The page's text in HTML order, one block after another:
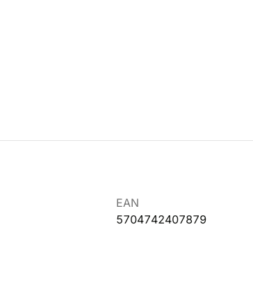
EAN
5704742407879